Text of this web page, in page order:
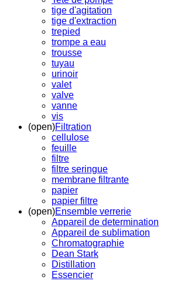
tige d'agitation
tige d'extraction
trepied
trompe a eau
trousse
tuyau
urinoir
valet
valve
vanne
vis
(open)Filtration
cellulose
feuille
filtre
filtre seringue
membrane filtrante
papier
papier filtre
(open)Ensemble verrerie
Appareil de determination
Appareil de sublimation
Chromatographie
Dean Stark
Distillation
Essencier